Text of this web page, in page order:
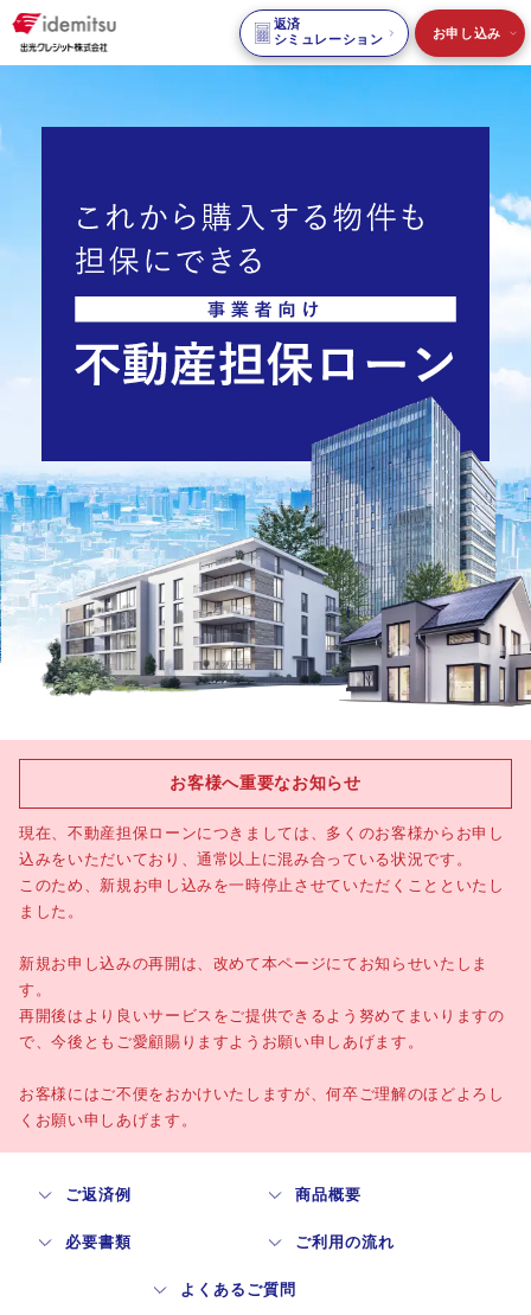
返済
シミュレーション
お申し込み
お客様へ重要なお知らせ
現在、不動産担保ローンにつきましては、多くのお客様からお申し
込みをいただいており、通常以上に混み合っている状況です。
このため、新規お申し込みを一時停止させていただくことといたし
ました。
新規お申し込みの再開は、改めて本ページにてお知らせいたしま
す。
再開後はより良いサービスをご提供できるよう努めてまいりますの
で、今後ともご愛顧賜りますようお願い申しあげます。
お客様にはご不便をおかけいたしますが、何卒ご理解のほどよろし
くお願い申しあげます。
ご返済例 商品概要
必要書類 ご利用の流れ
よくあるご質問